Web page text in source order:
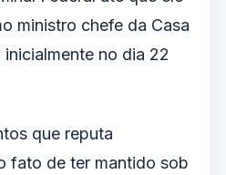
ministro chefe da Casa
no dia 22
que reputa
fato de ter mantido sob